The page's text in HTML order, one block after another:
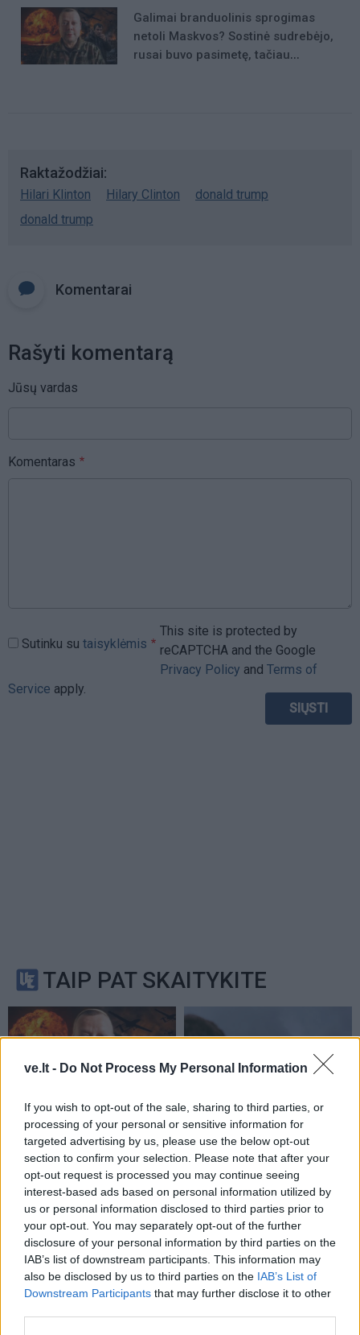
ve.lt - Do Not Process My Personal Information
If you wish to opt-out of the sale, sharing to third parties, or
processing of your personal or sensitive information for
targeted advertising by us, please use the below opt-out
section to confirm your selection. Please note that after your
opt-out request is processed you may continue seeing
interest-based ads based on personal information utilized by
us or personal information disclosed to third parties prior to
your opt-out. You may separately opt-out of the further
disclosure of your personal information by third parties on the
IAB’s list of downstream participants. This information may
also be disclosed by us to third parties on the IAB’s List of
Downstream Participants that may further disclose it to other
Galimai branduolinis sprogimas
netoli Maskvos? Sostinė sudrebėjo,
rusai buvo pasimetę, tačiau
Raktažodžiai
Hilari Klinton Hilary Clinton
donald trump
donald trump
Komentarai
Rašyti komentarą
Jūsų vardas
Komentaras
Sutinku su taisyklėmis
This site is protected by
reCAPTCHA and the Google
Privacy Policy and Terms of
Service apply.
TAIP PAT SKAITYKITE
Pasaulis
Galimai branduolinis
sprogimas netoli
Maskvos? Sostinė
sudrebėjo, rusai buvo
pasimetę, tačiau
incidento niekas
nekomentavo
Pasaulis
Vokietijos žiniasklaida:
ant drono Leipcigo oro
uoste rasta DNR pėdsakų,
kurie jau buvo registruoti
Lietuvoje